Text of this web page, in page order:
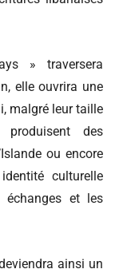
» traversera
elle ouvrira une
malgré leur taille
des
ou encore
culturelle
échanges et les
ainsi un